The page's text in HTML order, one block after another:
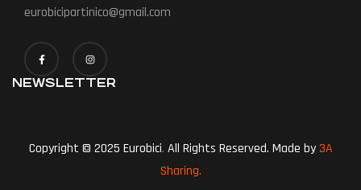
eurobicipartinico@gmail.com
NEWSLETTER
Copyright © 2025 Eurobici. All Rights Reserved. Made by3A
Sharing.